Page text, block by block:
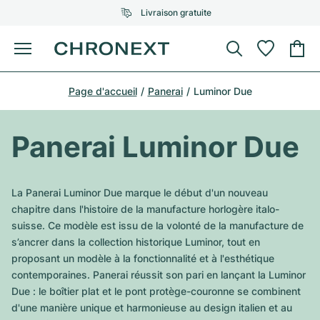
Livraison gratuite
Menu
Acheter une montre
UNE SÉLECTION D'EXCEPTION
Tous les modèles Rolex
Modèles les plus vendus
Air-King
Omega
Tous les modèles Omega
Modèles les plus vendus
Patek Philippe
Tous les modèles Patek Philippe
Modèles les plus vendus
Audemars Piguet
Tous les modèles Audemars Piguet
Cartier
Breitling
Montres d'occasion
Bijoux
UNE SÉLECTION D'EXCEPTION
Tiffany
Louis Vuitton
Gebauer & Gebauer
Van Cleef & Arpels
Bvlgari
Nouveautés
Sale
Page d'accueil Panerai Luminor Due
Panerai Luminor Due
La Panerai Luminor Due marque le début d'un nouveau
chapitre dans l'histoire de la manufacture horlogère italo-
suisse. Ce modèle est issu de la volonté de la manufacture de
s’ancrer dans la collection historique Luminor, tout en
proposant un modèle à la fonctionnalité et à l'esthétique
contemporaines. Panerai réussit son pari en lançant la Luminor
Due : le boîtier plat et le pont protège-couronne se combinent
d'une manière unique et harmonieuse au design italien et au